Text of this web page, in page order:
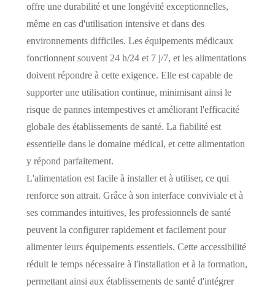
offre une durabilité et une longévité exceptionnelles,
même en cas d'utilisation intensive et dans des
environnements difficiles. Les équipements médicaux
fonctionnent souvent 24 h/24 et 7 j/7, et les alimentations
doivent répondre à cette exigence. Elle est capable de
supporter une utilisation continue, minimisant ainsi le
risque de pannes intempestives et améliorant l'efficacité
globale des établissements de santé. La fiabilité est
essentielle dans le domaine médical, et cette alimentation
y répond parfaitement.
L'alimentation est facile à installer et à utiliser, ce qui
renforce son attrait. Grâce à son interface conviviale et à
ses commandes intuitives, les professionnels de santé
peuvent la configurer rapidement et facilement pour
alimenter leurs équipements essentiels. Cette accessibilité
réduit le temps nécessaire à l'installation et à la formation,
permettant ainsi aux établissements de santé d'intégrer